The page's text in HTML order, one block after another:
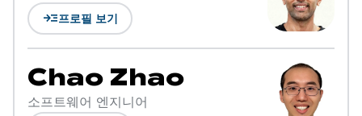
read_more프로필 보기
Chao Zhao
소프트웨어 엔지니어